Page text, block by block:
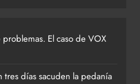
El caso de VOX
tres días sacuden la pedanía